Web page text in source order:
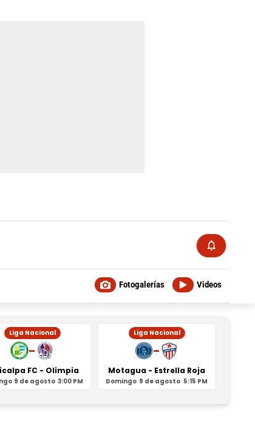
Videos
Fotogalerías
Liga Nacional
-
FC - Olimpia
9 de agosto 3:00 PM
Liga Nacional
-
Motagua - Estrella Roja
Domingo 9 de agosto 5:15 PM